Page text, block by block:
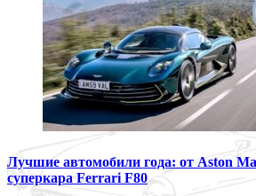
Лучшие автомобили года: от Aston
суперкара Ferrari F80